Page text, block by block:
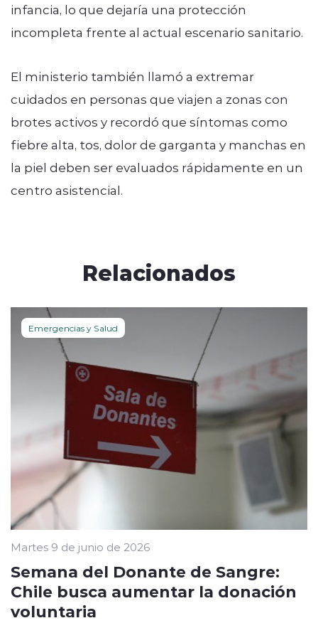
infancia, lo que dejaría una protección
incompleta frente al actual escenario sanitario.
El ministerio también llamó a extremar
cuidados en personas que viajen a zonas con
brotes activos y recordó que síntomas como
fiebre alta, tos, dolor de garganta y manchas en
la piel deben ser evaluados rápidamente en un
centro asistencial.
Relacionados
Emergencias y Salud
Martes 9 de junio de 2026
Semana del Donante de Sangre:
Chile busca aumentar la donación
voluntaria